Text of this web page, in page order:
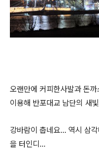
오랜만에 커피한사발과 돈
이용해 반포대교 남단의 새
강바람이 춥네요... 역시 삼
을 터인디...